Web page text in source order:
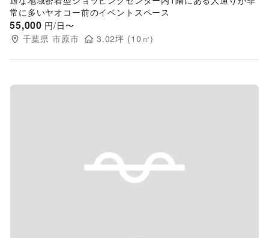
常に多いヤオコー前のイベントスペース
55,000 円/日〜
千葉県 市原市 3.02坪 (10 ㎡)
Previous slide